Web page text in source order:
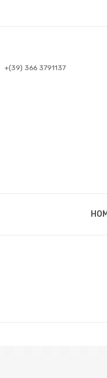
+(39) 366 3791137